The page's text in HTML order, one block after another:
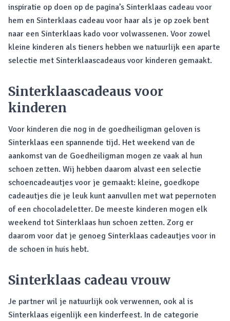
inspiratie op doen op de pagina’s Sinterklaas cadeau voor
hem en Sinterklaas cadeau voor haar als je op zoek bent
naar een Sinterklaas kado voor volwassenen. Voor zowel
kleine kinderen als tieners hebben we natuurlijk een aparte
selectie met Sinterklaascadeaus voor kinderen gemaakt.
Sinterklaascadeaus voor
kinderen
Voor kinderen die nog in de goedheiligman geloven is
Sinterklaas een spannende tijd. Het weekend van de
aankomst van de Goedheiligman mogen ze vaak al hun
schoen zetten. Wij hebben daarom alvast een selectie
schoencadeautjes voor je gemaakt: kleine, goedkope
cadeautjes die je leuk kunt aanvullen met wat pepernoten
of een chocoladeletter. De meeste kinderen mogen elk
weekend tot Sinterklaas hun schoen zetten. Zorg er
daarom voor dat je genoeg Sinterklaas cadeautjes voor in
de schoen in huis hebt.
Sinterklaas cadeau vrouw
Je partner wil je natuurlijk ook verwennen, ook al is
Sinterklaas eigenlijk een kinderfeest. In de categorie